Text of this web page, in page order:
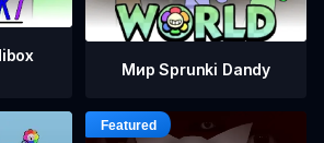
Мир Sprunki Dandy